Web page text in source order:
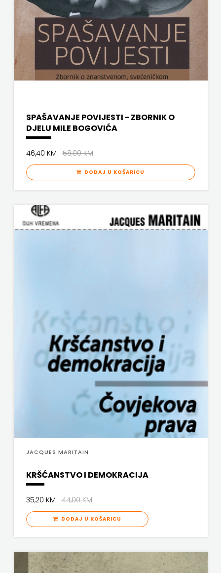
SPAŠAVANJE POVIJESTI - ZBORNIK O
DJELU MILE BOGOVIĆA
46,40 KM58,00 KM
DODAJ U KOŠARICU
JACQUES MARITAIN
KRŠĆANSTVO I DEMOKRACIJA
35,20 KM44,00 KM
DODAJ U KOŠARICU